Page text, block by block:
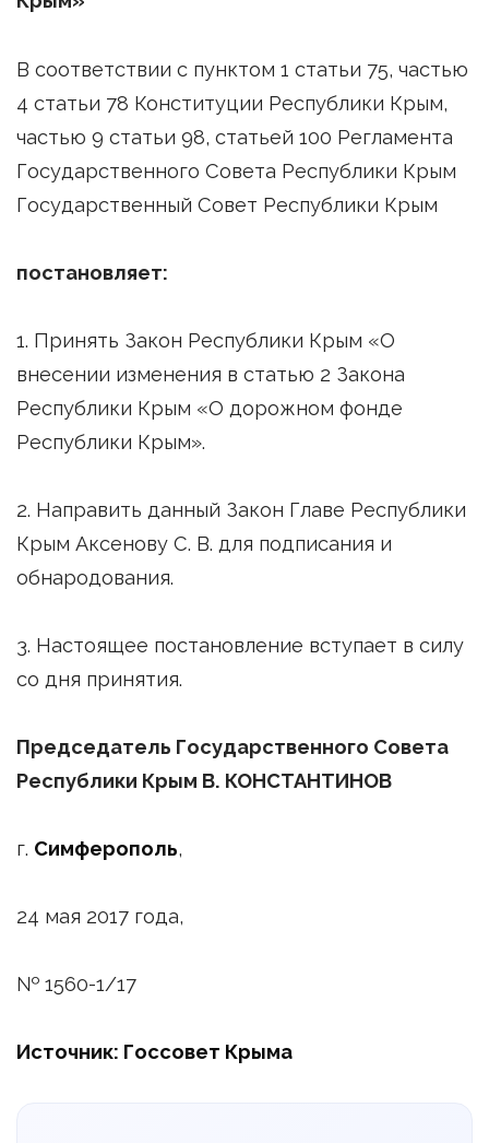
В соответствии с пунктом 1 статьи 75, частью
4 статьи 78 Конституции Республики Крым,
частью 9 статьи 98, статьей 100 Регламента
Государственного Совета Республики Крым
Государственный Совет Республики Крым
постановляет:
1. Принять Закон Республики Крым «О
внесении изменения в статью 2 Закона
Республики Крым «О дорожном фонде
Республики Крым».
2. Направить данный Закон Главе Республики
Крым Аксенову С. В. для подписания и
обнародования.
3. Настоящее постановление вступает в силу
со дня принятия.
Председатель Государственного Совета
Республики Крым В. КОНСТАНТИНОВ
г. Симферополь,
24 мая 2017 года,
№ 1560-1/17
Источник: Госсовет Крыма